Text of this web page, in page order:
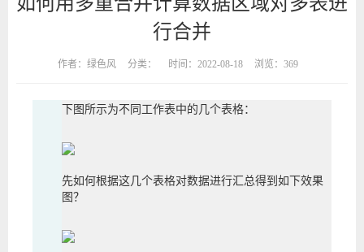
行合并
作者： 绿色风 分类： 时间：2022-08-18 浏览：369
下图所示为不同工作表中的几个表格：
先如何根据这几个表格对数据进行汇总得到如下效果
图？